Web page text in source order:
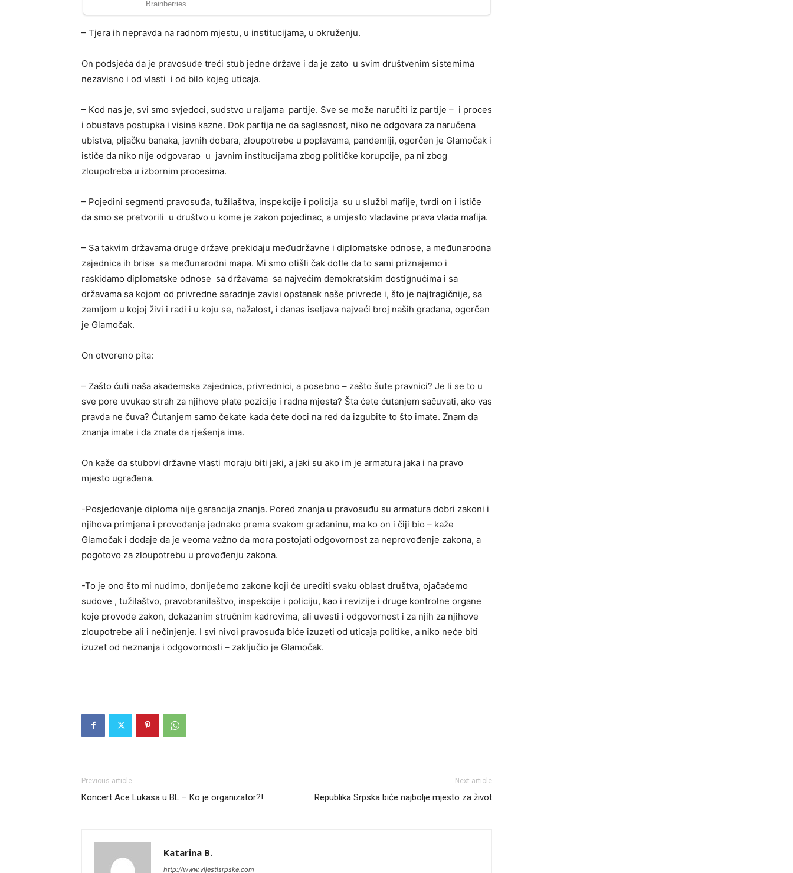
– Tjera ih nepravda na radnom mjestu, u institucijama, u okruženju.
On podsjeća da je pravosuđe treći stub jedne države i da je zato u svim društvenim sistemima
nezavisno i od vlasti i od bilo kojeg uticaja.
– Кod nas je, svi smo svjedoci, sudstvo u raljama partije. Sve se može naručiti iz partije – i proces
i obustava postupka i visina kazne. Dok partija ne da saglasnost, niko ne odgovara za naručena
ubistva, pljačku banaka, javnih dobara, zloupotrebe u poplavama, pandemiji, ogorčen je Glamočak i
ističe da niko nije odgovarao u javnim institucijama zbog političke korupcije, pa ni zbog
zloupotreba u izbornim procesima.
– Pojedini segmenti pravosuđa, tužilaštva, inspekcije i policija su u službi mafije, tvrdi on i ističe
da smo se pretvorili u društvo u kome je zakon pojedinac, a umjesto vladavine prava vlada mafija.
– Sa takvim državama druge države prekidaju međudržavne i diplomatske odnose, a međunarodna
zajednica ih brise sa međunarodni mapa. Mi smo otišli čak dotle da to sami priznajemo i
raskidamo diplomatske odnose sa državama sa najvećim demokratskim dostignućima i sa
državama sa kojom od privredne saradnje zavisi opstanak naše privrede i, što je najtragičnije, sa
zemljom u kojoj živi i radi i u koju se, nažalost, i danas iseljava najveći broj naših građana, ogorčen
je Glamočak.
On otvoreno pita:
– Zašto ćuti naša akademska zajednica, privrednici, a posebno – zašto šute pravnici? Je li se to u
sve pore uvukao strah za njihove plate pozicije i radna mjesta? Šta ćete ćutanjem sačuvati, ako vas
pravda ne čuva? Ćutanjem samo čekate kada ćete doci na red da izgubite to što imate. Znam da
znanja imate i da znate da rješenja ima.
On kaže da stubovi državne vlasti moraju biti jaki, a jaki su ako im je armatura jaka i na pravo
mjesto ugrađena.
-Posjedovanje diploma nije garancija znanja. Pored znanja u pravosuđu su armatura dobri zakoni i
njihova primjena i provođenje jednako prema svakom građaninu, ma ko on i čiji bio – kaže
Glamočak i dodaje da je veoma važno da mora postojati odgovornost za neprovođenje zakona, a
pogotovo za zloupotrebu u provođenju zakona.
-To je ono što mi nudimo, donijećemo zakone koji će urediti svaku oblast društva, ojačaćemo
sudove , tužilaštvo, pravobranilaštvo, inspekcije i policiju, kao i revizije i druge kontrolne organe
koje provode zakon, dokazanim stručnim kadrovima, ali uvesti i odgovornost i za njih za njihove
zloupotrebe ali i nečinjenje. I svi nivoi pravosuđa biće izuzeti od uticaja politike, a niko neće biti
izuzet od neznanja i odgovornosti – zaključio je Glamočak.
Previous article
Koncert Ace Lukasa u BL – Ko je organizator?!
Next article
Republika Srpska biće najbolje mjesto za život
Katarina B.
http://www.vijestisrpske.com